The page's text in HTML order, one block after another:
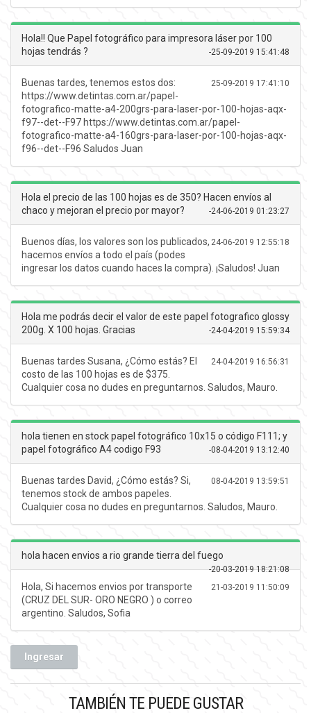
Hola!! Que Papel fotográfico para impresora láser por 100
hojas tendrás ?
-25-09-2019 15:41:48
25-09-2019 17:41:10
Buenas tardes, tenemos estos dos:
https://www.detintas.com.ar/papel-
fotografico-matte-a4-200grs-para-laser-por-100-hojas-aqx-
f97--det--F97 https://www.detintas.com.ar/papel-
fotografico-matte-a4-160grs-para-laser-por-100-hojas-aqx-
f96--det--F96 Saludos Juan
Hola el precio de las 100 hojas es de 350? Hacen envíos al
chaco y mejoran el precio por mayor?
-24-06-2019 01:23:27
24-06-2019 12:55:18
Buenos días, los valores son los publicados,
hacemos envíos a todo el país (podes
ingresar los datos cuando haces la compra). ¡Saludos! Juan
Hola me podrás decir el valor de este papel fotografico glossy
200g. X 100 hojas. Gracias
-24-04-2019 15:59:34
24-04-2019 16:56:31
Buenas tardes Susana, ¿Cómo estás? El
costo de las 100 hojas es de $375.
Cualquier cosa no dudes en preguntarnos. Saludos, Mauro.
hola tienen en stock papel fotográfico 10x15 o código F111; y
papel fotográfico A4 codigo F93
-08-04-2019 13:12:40
08-04-2019 13:59:51
Buenas tardes David, ¿Cómo estás? Si,
tenemos stock de ambos papeles.
Cualquier cosa no dudes en preguntarnos. Saludos, Mauro.
hola hacen envios a rio grande tierra del fuego
-20-03-2019 18:21:08
21-03-2019 11:50:09
Hola, Si hacemos envios por transporte
(CRUZ DEL SUR- ORO NEGRO ) o correo
argentino. Saludos, Sofia
Ingresar
TAMBIÉN TE PUEDE GUSTAR